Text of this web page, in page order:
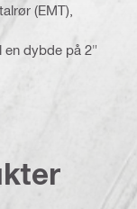
(EMT),
dybde på 2"